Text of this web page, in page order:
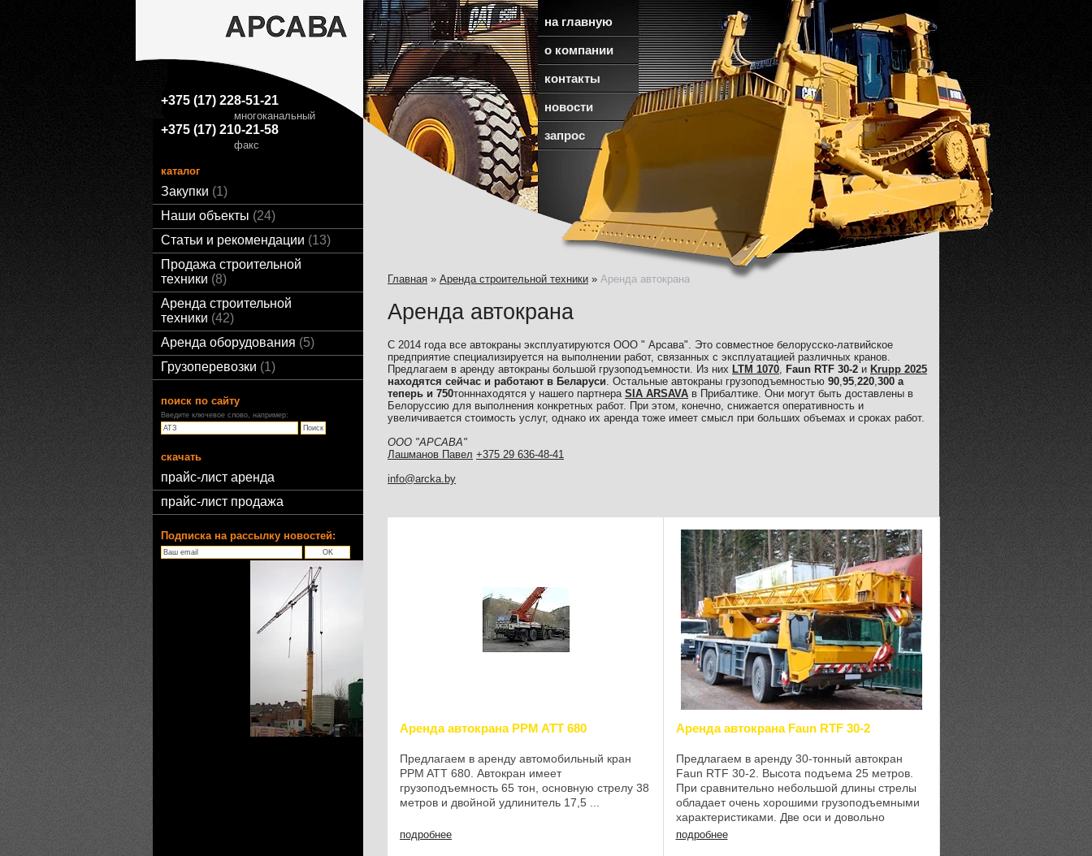
+375 (17) 228-51-21
многоканальный
+375 (17) 210-21-58
факс
на главную
о компании
контакты
новости
запрос
каталог
Закупки
1
Наши объекты
24
Статьи и рекомендации
13
Продажа строительной
техники 8
Аренда строительной
техники 42
Аренда оборудования
5
Грузоперевозки
1
поиск по сайту
Введите ключевое слово, например:
скачать
прайс-лист аренда
прайс-лист продажа
Подписка на рассылку новостей:
Главная » Аренда строительной техники » Аренда автокрана
Аренда автокрана
C 2014 года все автокраны эксплуатируются ООО " Арсава". Это совместное белорусско-латвийское
предприятие специализируется на выполнении работ, связанных с эксплуатацией различных кранов.
Предлагаем в аренду автокраны большой грузоподъемности. Из них LTM 1070 Faun RTF 30-2 и Krupp 2025
находятся сейчас и работают в Беларуси . Остальные автокраны грузоподъемностью 90 95 220 300 а
теперь и 750тонннаходятся у нашего партнера SIA ARSAVA в Прибалтике. Они могут быть доставлены в
Белоруссию для выполнения конкретных работ. При этом, конечно, снижается оперативность и
увеличивается стоимость услуг, однако их аренда тоже имеет смысл при больших объемах и сроках работ.
ООО "АРСАВА"
Лашманов Павел +375 29 636-48-41
info@arcka.by
Аренда автокрана PPM ATT 680
Предлагаем в аренду автомобильный кран
PPM ATT 680. Автокран имеет
грузоподъемность 65 тон, основную стрелу 38
метров и двойной удлинитель 17,5 ...
подробнее
Аренда автокрана Faun RTF 30-2
Предлагаем в аренду 30-тонный автокран
Faun RTF 30-2. Высота подъема 25 метров.
При сравнительно небольшой длины стрелы
обладает очень хорошими грузоподъемными
характеристиками. Две оси и довольно
короткая база делают его очень проходимым
подробнее